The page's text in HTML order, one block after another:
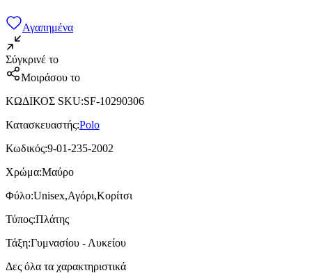
Αγαπημένα
Σύγκρινέ το
Μοιράσου το
ΚΩΔΙΚΟΣ SKU:SF-10290306
Κατασκευαστής:Polo
Κωδικός:9-01-235-2002
Χρώμα:Μαύρο
Φύλο:Unisex,Αγόρι,Κορίτσι
Τύπος:Πλάτης
Τάξη:Γυμνασίου - Λυκείου
Δες όλα τα χαρακτηριστικά